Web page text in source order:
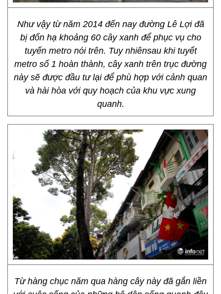
Như vậy từ năm 2014 đến nay đường Lê Lợi đã
bị đốn hạ khoảng 60 cây xanh để phục vụ cho
tuyến metro nói trên. Tuy nhiênsau khi tuyết
metro số 1 hoàn thành, cây xanh trên trục đường
này sẽ được đầu tư lại để phù hợp với cảnh quan
và hài hòa với quy hoạch của khu vực xung
quanh.
Từ hàng chục năm qua hàng cây này đã gắn liền